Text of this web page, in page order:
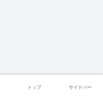
トップ サイドバー